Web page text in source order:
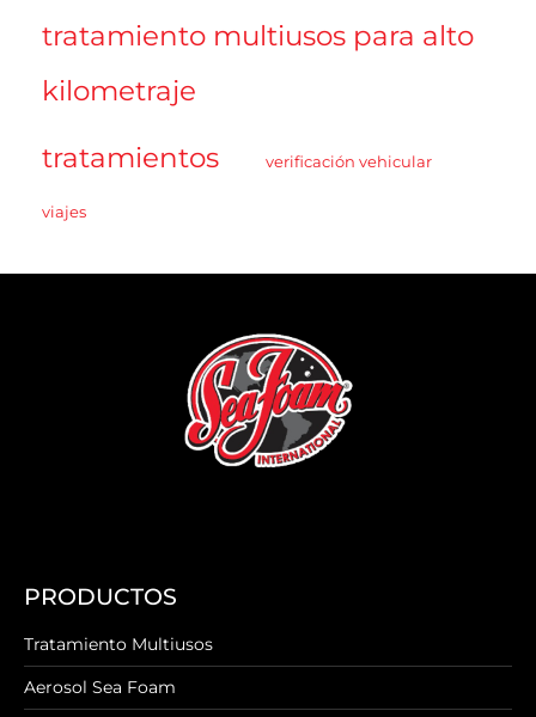
tratamiento multiusos para alto
kilometraje
tratamientos verificación vehicular
viajes
PRODUCTOS
Tratamiento Multiusos
Aerosol Sea Foam